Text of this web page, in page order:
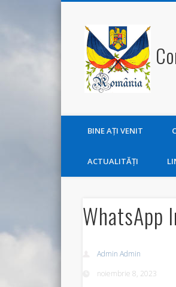
BINE AŢI VENIT
ACTUALITĂŢI
WhatsApp
Admin Admin
noiembrie 8, 2023